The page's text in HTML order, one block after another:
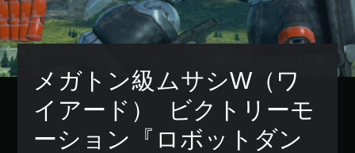
メガトン級ムサシW（ワ
イアード）  ビクトリーモ
ーション『ロボットダン